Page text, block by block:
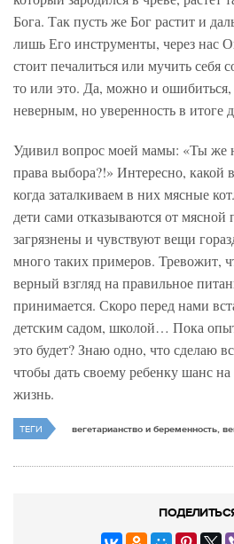
Бога. Так пусть же Бог растит и
лишь Его инструменты, через нас
стоит печалиться или мучить себя
то или это. Да, можно и
неверным, но уверенность в итоге
Удивил вопрос моей мамы: «Ты же
права выбора?!» Интересно, какой
когда заталкиваем в них мясные
дети сами отказываются от
загрязнены и чувствуют вещи
много таких примеров. Тревожит,
верный взгляд на правильное
принимается. Скоро перед нами
детским садом, школой… Пока
это будет? Знаю одно, что сделаю
чтобы дать своему ребенку шанс
жизнь.
ТЕГИ вегетарианство и беременность,